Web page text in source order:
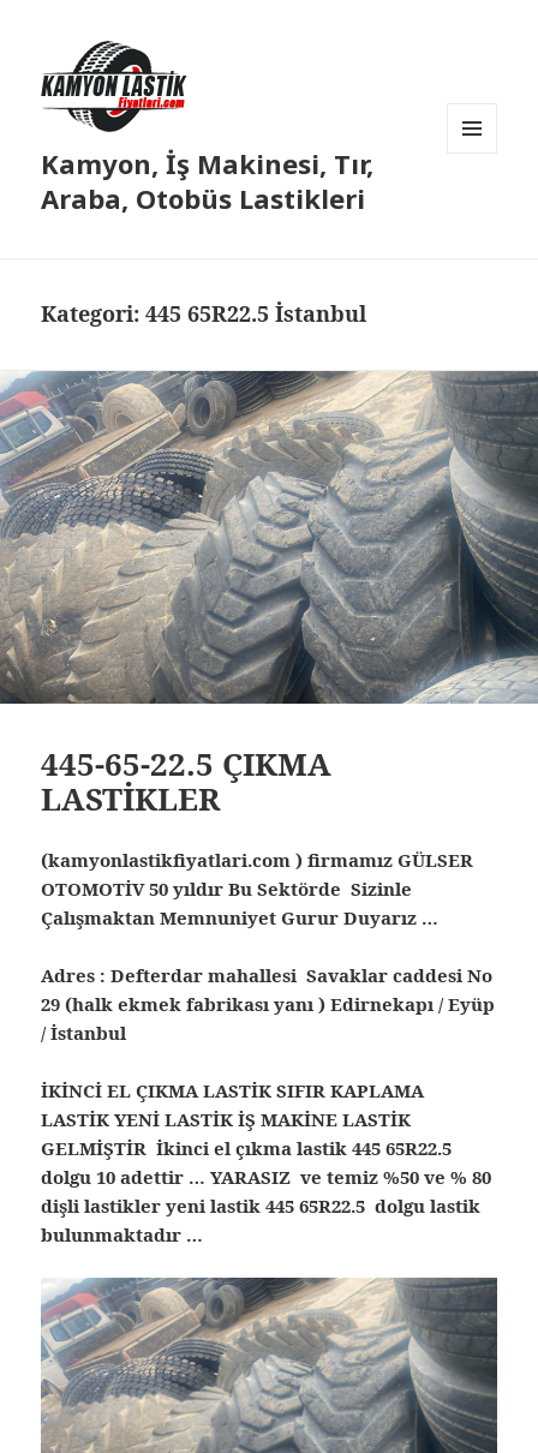
Kamyon, İş Makinesi, Tır,
Araba, Otobüs Lastikleri
Kategori:445 65R22.5 İstanbul
445-65-22.5 ÇIKMA
LASTİKLER
(kamyonlastikfiyatlari.com ) firmamız GÜLSER
OTOMOTİV 50 yıldır Bu Sektörde Sizinle
Çalışmaktan Memnuniyet Gurur Duyarız …
Adres : Defterdar mahallesi Savaklar caddesi No
29 (halk ekmek fabrikası yanı ) Edirnekapı / Eyüp
/ İstanbul
İKİNCİ EL ÇIKMA LASTİK SIFIR KAPLAMA
LASTİK YENİ LASTİK İŞ MAKİNE LASTİK
GELMİŞTİR İkinci el çıkma lastik 445 65R22.5
dolgu 10 adettir … YARASIZ ve temiz %50 ve % 80
dişli lastikler yeni lastik 445 65R22.5 dolgu lastik
bulunmaktadır …